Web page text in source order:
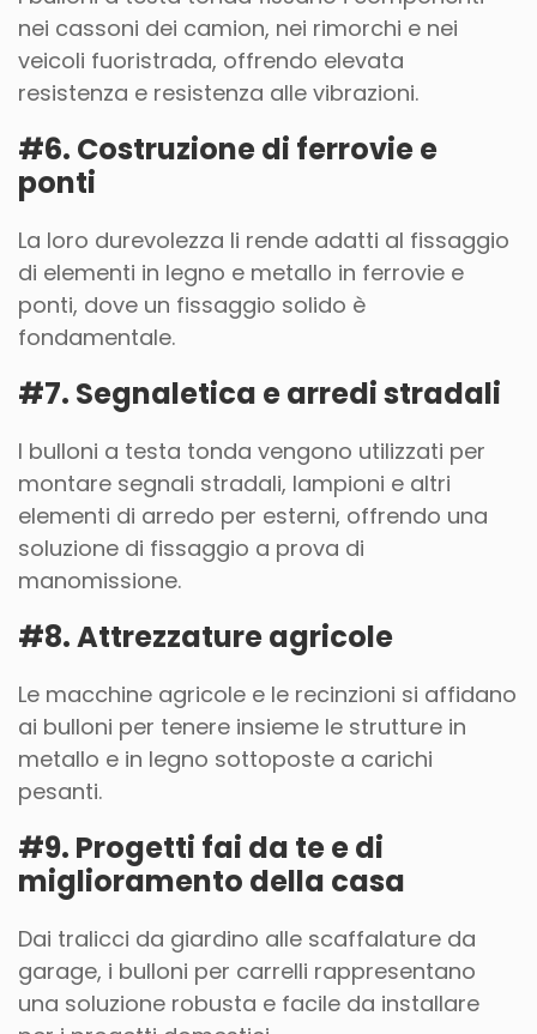
nei cassoni dei camion, nei rimorchi e nei
veicoli fuoristrada, offrendo elevata
resistenza e resistenza alle vibrazioni.
#6. Costruzione di ferrovie e
ponti
La loro durevolezza li rende adatti al fissaggio
di elementi in legno e metallo in ferrovie e
ponti, dove un fissaggio solido è
fondamentale.
#7. Segnaletica e arredi stradali
I bulloni a testa tonda vengono utilizzati per
montare segnali stradali, lampioni e altri
elementi di arredo per esterni, offrendo una
soluzione di fissaggio a prova di
manomissione.
#8. Attrezzature agricole
Le macchine agricole e le recinzioni si affidano
ai bulloni per tenere insieme le strutture in
metallo e in legno sottoposte a carichi
pesanti.
#9. Progetti fai da te e di
miglioramento della casa
Dai tralicci da giardino alle scaffalature da
garage, i bulloni per carrelli rappresentano
una soluzione robusta e facile da installare